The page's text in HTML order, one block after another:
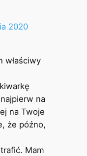
2020
właściwy
najpierw na
na Twoje
że późno,
Mam